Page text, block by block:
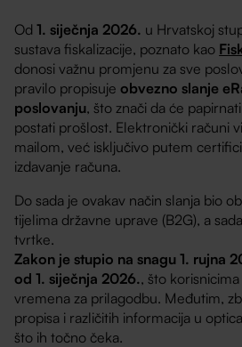
Od1. siječnja 2026. u Hrvatskoj
sustava fiskalizacije, poznato kao
donosi važnu promjenu za sve
pravilo propisuje obvezno slanje
poslovanju, što znači da će
postati prošlost. Elektronički računi
mailom, već isključivo putem
izdavanje računa.
Do sada je ovakav način slanja bio
tijelima državne uprave (B2G), a
tvrtke.
Zakon je stupio na snagu 1. rujna
od 1. siječnja 2026., što
vremena za prilagodbu. Međutim,
propisa i različitih informacija u
što ih točno čeka.